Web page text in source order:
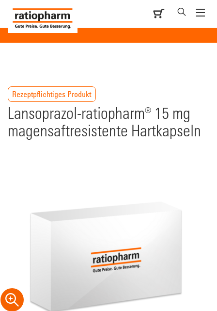
Rezeptpflichtiges Produkt
Lansoprazol-ratiopharm® 15 mg
magensaftresistente Hartkapseln